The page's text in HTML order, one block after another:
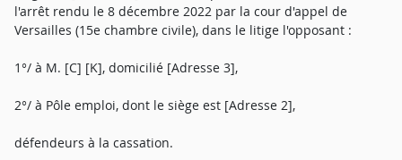
l'arrêt rendu le 8 décembre 2022 par la cour d'appel de
Versailles (15e chambre civile), dans le litige l'opposant :
1°/ à M. [C] [K], domicilié [Adresse 3],
2°/ à Pôle emploi, dont le siège est [Adresse 2],
défendeurs à la cassation.